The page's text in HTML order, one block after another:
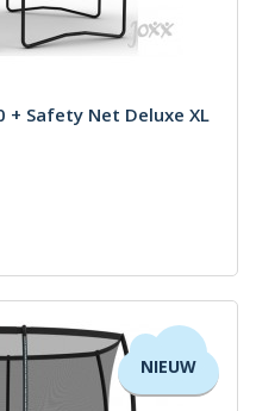
+ Safety Net Deluxe XL
NIEUW